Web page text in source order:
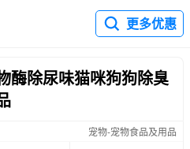
更多优惠
酶除尿味猫咪狗狗除臭
宠物-宠物食品及用品